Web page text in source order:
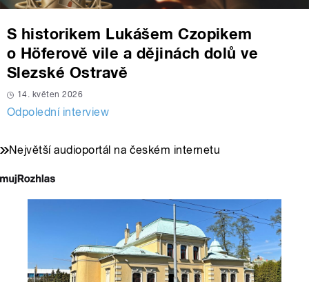
S historikem Lukášem Czopikem
o Höferově vile a dějinách dolů ve
Slezské Ostravě
14. květen 2026
Odpolední interview
Největší audioportál na českém internetu